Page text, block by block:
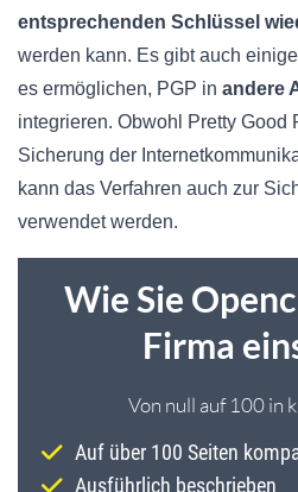
entsprechenden Schlüssel
werden kann. Es gibt auch
es ermöglichen, PGP in andere
integrieren. Obwohl Pretty Good
Sicherung der
kann das Verfahren auch zur
verwendet werden.